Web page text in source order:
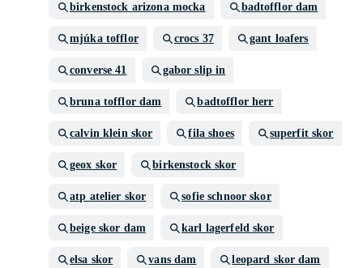
birkenstock arizona mocka badtofflor dam
mjúka tofflor crocs 37 gant loafers
converse 41 gabor slip in
bruna tofflor dam badtofflor herr
calvin klein skor fila shoes superfit skor
geox skor birkenstock skor
atp atelier skor sofie schnoor skor
beige skor dam karl lagerfeld skor
elsa skor vans dam leopard skor dam